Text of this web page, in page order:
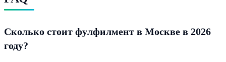
Сколько стоит фулфилмент в Москве в 2026
году?